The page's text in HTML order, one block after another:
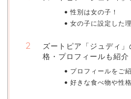
性別は女の子！
女の子に設定した
ズートピア「ジュディ
格・プロフィールも紹介
プロフィールをご
好きな食べ物や性